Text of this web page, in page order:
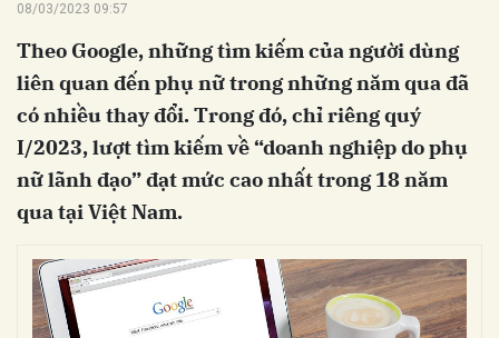
08/03/2023 09:57
Theo Google, những tìm kiếm của người dùng
liên quan đến phụ nữ trong những năm qua đã
có nhiều thay đổi. Trong đó, chỉ riêng quý
I/2023, lượt tìm kiếm về “doanh nghiệp do phụ
nữ lãnh đạo” đạt mức cao nhất trong 18 năm
qua tại Việt Nam.
Hủy